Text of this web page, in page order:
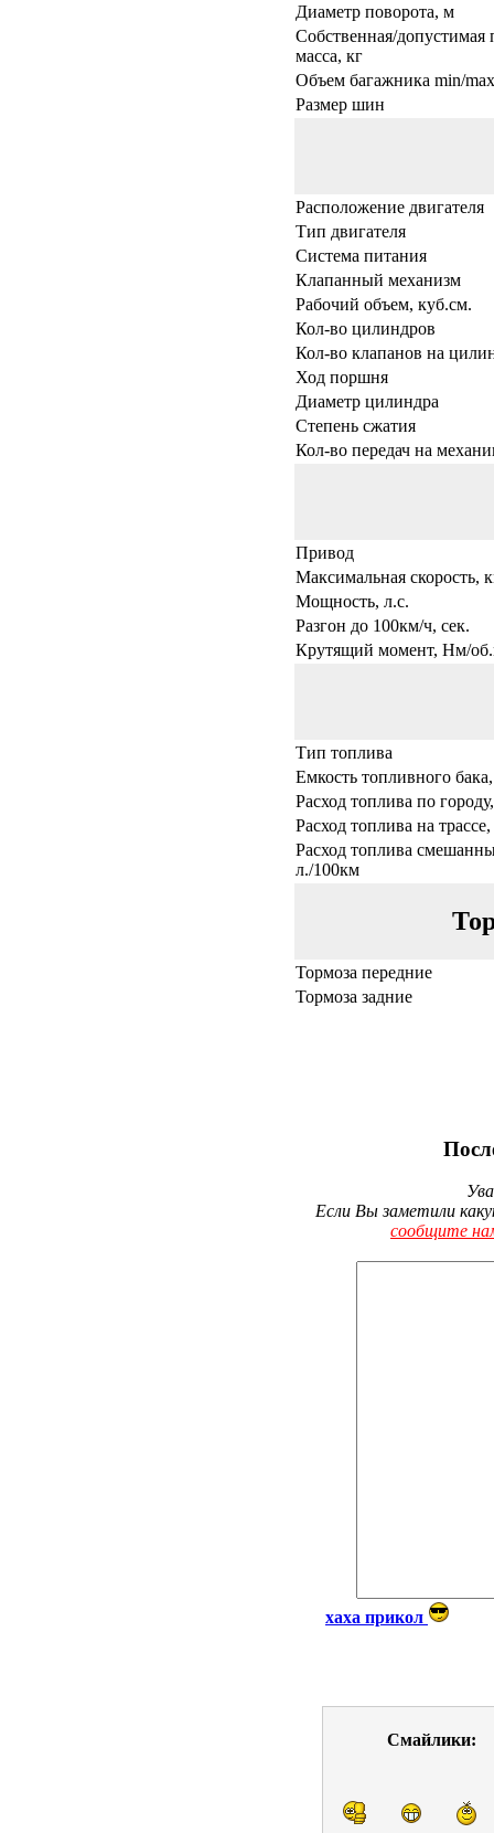
Диаметр поворота, м
Собственная/допустимая
масса, кг
Объем багажника min/
Размер шин
Расположение двигателя
Тип двигателя
Система питания
Клапанный механизм
Рабочий объем, куб.см.
Кол-во цилиндров
Кол-во клапанов на
Ход поршня
Диаметр цилиндра
Степень сжатия
Кол-во передач на
Привод
Максимальная скорость,
Мощность, л.с.
Разгон до 100км/ч, сек.
Крутящий момент, Нм/
Тип топлива
Емкость топливного
Расход топлива по
Расход топлива на
Расход топлива
л./100км
Тормоза передние
Тормоза задние
Если Вы заметили
сообщите
хаха прикол
Смайлики: